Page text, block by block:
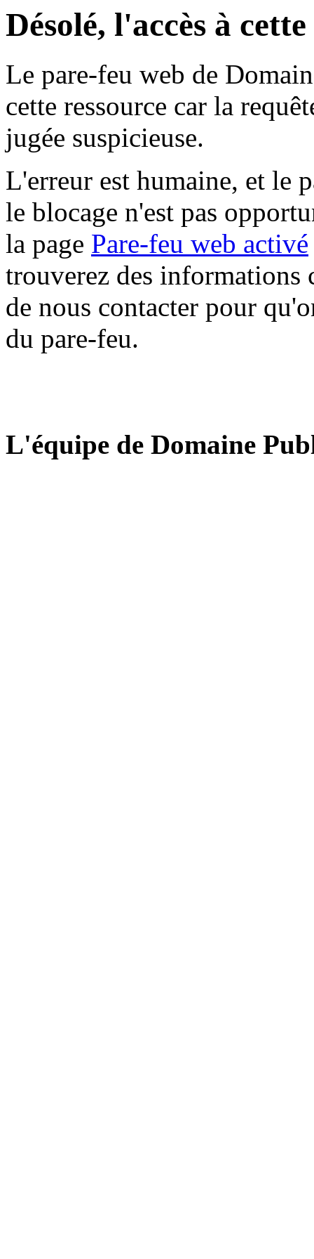
Désolé, l'accès à
Le pare-feu web de
cette ressource car la
jugée suspicieuse.
L'erreur est humaine, et le
le blocage n'est pas
la page Pare-feu web activé
trouverez des informations
de nous contacter pour
du pare-feu.
L'équipe de Domaine